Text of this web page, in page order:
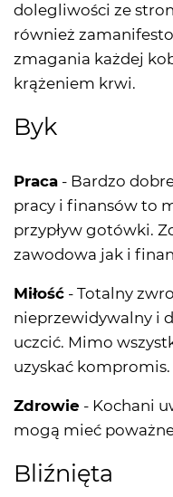
dolegliwości ze
również
zmagania każdej
krążeniem krwi.
Byk
Praca - Bardzo
pracy i finansów to
przypływ gotówki.
zawodowa jak i
Miłość - Totalny
nieprzewidywalny i
uczcić. Mimo
uzyskać kompromis.
Zdrowie - Kochani
mogą mieć
Bliźnięta